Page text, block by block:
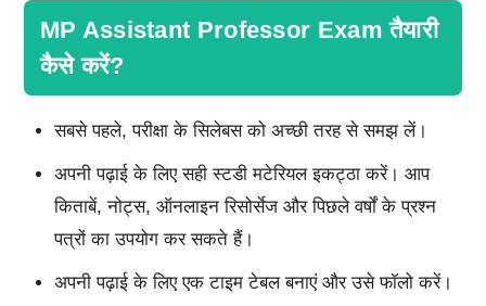
MP Assistant Professor Exam तैयारी
कैसे करें?
सबसे पहले, परीक्षा के सिलेबस को अच्छी तरह से समझ लें।
अपनी पढ़ाई के लिए सही स्टडी मटेरियल इकट्ठा करें। आप
किताबें, नोट्स, ऑनलाइन रिसोर्सेज और पिछले वर्षों के प्रश्न
पत्रों का उपयोग कर सकते हैं।
अपनी पढ़ाई के लिए एक टाइम टेबल बनाएं और उसे फॉलो करें।